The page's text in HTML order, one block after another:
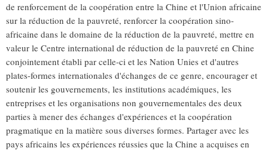
de renforcement de la coopération entre la Chine et l'Union africaine
sur la réduction de la pauvreté, renforcer la coopération sino-
africaine dans le domaine de la réduction de la pauvreté, mettre en
valeur le Centre international de réduction de la pauvreté en Chine
conjointement établi par celle-ci et les Nation Unies et d'autres
plates-formes internationales d'échanges de ce genre, encourager et
soutenir les gouvernements, les institutions académiques, les
entreprises et les organisations non gouvernementales des deux
parties à mener des échanges d'expériences et la coopération
pragmatique en la matière sous diverses formes. Partager avec les
pays africains les expériences réussies que la Chine a acquises en